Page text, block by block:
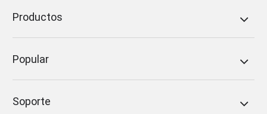
Productos
Popular
Soporte